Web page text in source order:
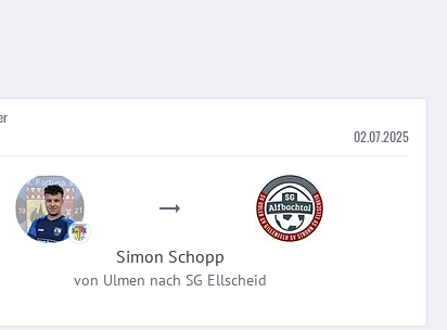
02.07.2025
Simon Schopp
von Ulmen nach SG Ellscheid